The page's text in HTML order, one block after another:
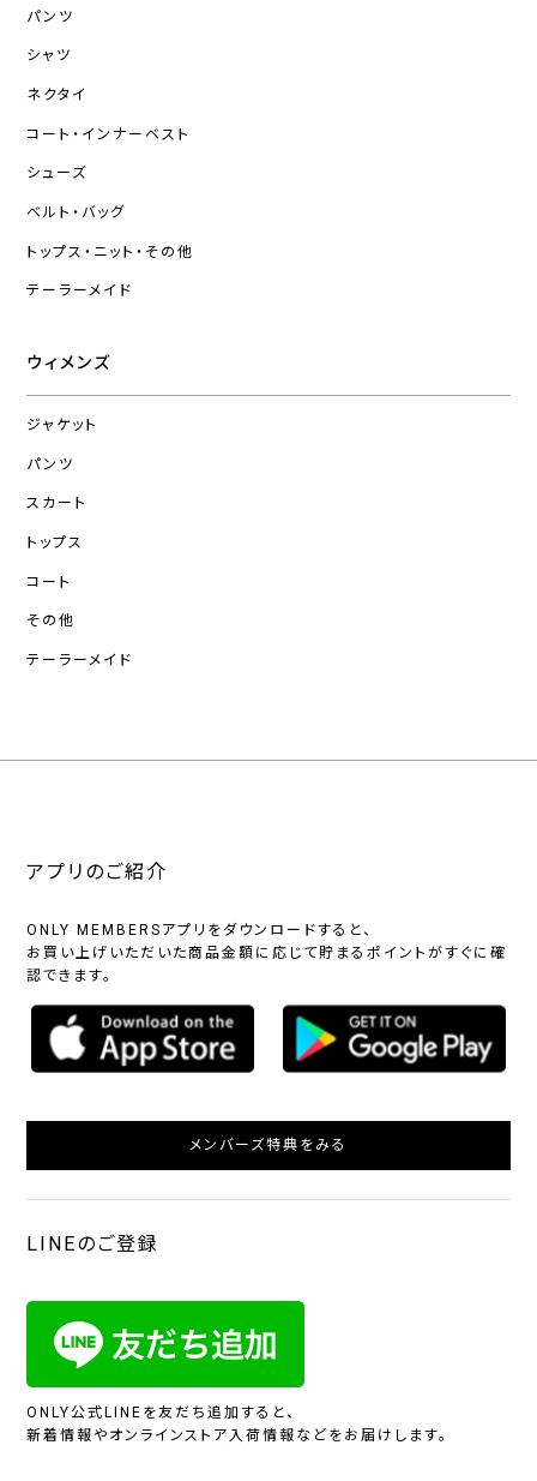
パンツ
シャツ
ネクタイ
コート・インナーベスト
シューズ
ベルト・バッグ
トップス・ニット・その他
テーラーメイド
ウィメンズ
ジャケット
パンツ
スカート
トップス
コート
その他
テーラーメイド
アプリのご紹介
ONLY MEMBERSアプリをダウンロードすると、
お買い上げいただいた商品金額に応じて貯まるポイントがすぐに確
認できます。
メンバーズ特典をみる
LINEのご登録
ONLY公式LINEを友だち追加すると、
新着情報やオンラインストア入荷情報などをお届けします。